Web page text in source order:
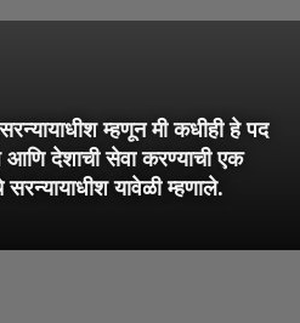
म्हणून मी कधीही हे पद
देशाची सेवा करण्याची एक
यावेळी म्हणाले.